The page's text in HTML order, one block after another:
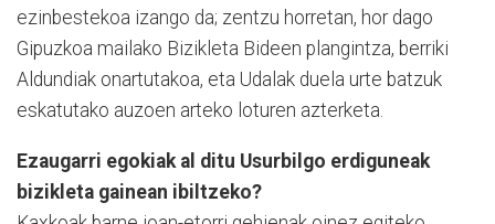
ezinbestekoa izango da; zentzu horretan, hor dago
Gipuzkoa mailako Bizikleta Bideen plangintza, berriki
Aldundiak onartutakoa, eta Udalak duela urte batzuk
eskatutako auzoen arteko loturen azterketa.
Ezaugarri egokiak al ditu Usurbilgo erdiguneak
bizikleta gainean ibiltzeko?